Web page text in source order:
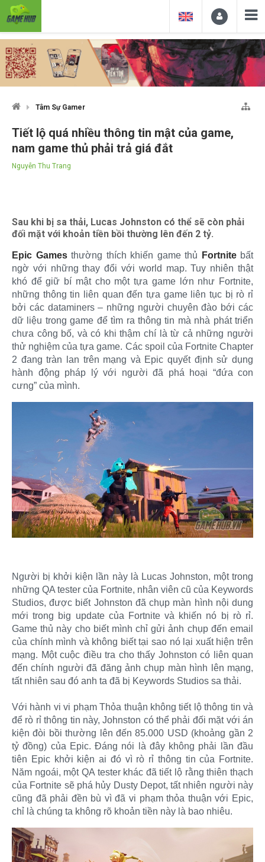
Tâm Sự Gamer
Tiết lộ quá nhiều thông tin mật của game,
nam game thủ phải trả giá đắt
Nguyễn Thu Trang
Sau khi bị sa thải, Lucas Johnston có thể sẽ còn phải
đối mặt với khoản tiền bồi thường lên đến 2 tỷ.
Epic Gamesthường thích khiến game thủ Fortnitebất
ngờ với những thay đổi với world map. Tuy nhiên thật
khó để giữ bí mật cho một tựa game lớn như Fortnite,
những thông tin liên quan đến tựa game liên tục bị rò rỉ
bởi các dataminers – những người chuyên đào bới các
dữ liệu trong game để tìm ra thông tin mà nhà phát triển
chưa công bố, và có khi thậm chí là từ cả những người
thử nghiệm của tựa game. Các spoil của Fortnite Chapter
2 đang tràn lan trên mạng và Epic quyết định sử dụng
hành động pháp lý với người đã phá hoại “đứa con
cưng” của mình.​
Người bị khởi kiện lần này là Lucas Johnston, một trong
những QA tester của Fortnite, nhân viên cũ của Keywords
Studios, được biết Johnston đã chụp màn hình nội dung
mới trong big update của Fortnite và khiến nó bị rò rỉ.
Game thủ này cho biết mình chỉ gửi ảnh chụp đến email
của chính mình và không biết tại sao nó lại xuất hiện trên
mạng. Một cuộc điều tra cho thấy Johnston có liên quan
đến chính người đã đăng ảnh chụp màn hình lên mạng,
tất nhiên sau đó anh ta đã bị Keywords Studios sa thải.
Với hành vi vi phạm Thỏa thuận không tiết lộ thông tin và
để rò rỉ thông tin này, Johnston có thể phải đối mặt với án
kiện đòi bồi thường lên đến 85.000 USD (khoảng gần 2
tỷ đồng) của Epic. Đáng nói là đây không phải lần đầu
tiên Epic khởi kiện ai đó vì rò rỉ thông tin của Fortnite.
Năm ngoái, một QA tester khác đã tiết lộ rằng thiên thạch
của Fortnite sẽ phá hủy Dusty Depot, tất nhiên người này
cũng đã phải đền bù vì đã vi phạm thỏa thuận với Epic,
chỉ là chúng ta không rõ khoản tiền này là bao nhiêu.​